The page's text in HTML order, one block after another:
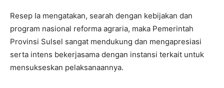
Resep Ia mengatakan, searah dengan kebijakan dan
program nasional reforma agraria, maka Pemerintah
Provinsi Sulsel sangat mendukung dan mengapresiasi
serta intens bekerjasama dengan instansi terkait untuk
mensukseskan pelaksanaannya.